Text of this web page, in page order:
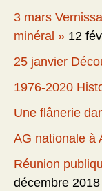
3 mars
minéral » 12
25 janvier
1976-2020
Une flânerie
AG nationale à
Réunion
décembre 2018